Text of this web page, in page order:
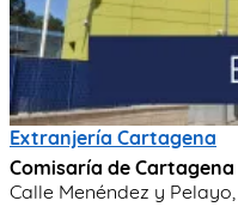
Extranjería Cartagena
Comisaría de Cartagena
Calle Menéndez y Pelayo,